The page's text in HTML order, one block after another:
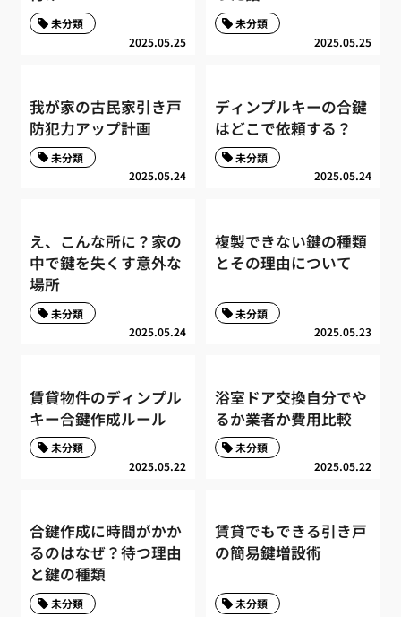
2025.05.25
未分類
2025.05.25
未分類
我が家の古民家引き戸
防犯力アップ計画
2025.05.24
未分類
ディンプルキーの合鍵
はどこで依頼する？
2025.05.24
未分類
え、こんな所に？家の
中で鍵を失くす意外な
場所
2025.05.24
未分類
複製できない鍵の種類
とその理由について
2025.05.23
未分類
賃貸物件のディンプル
キー合鍵作成ルール
2025.05.22
未分類
浴室ドア交換自分でや
るか業者か費用比較
2025.05.22
未分類
合鍵作成に時間がかか
るのはなぜ？待つ理由
と鍵の種類
未分類
賃貸でもできる引き戸
の簡易鍵増設術
未分類